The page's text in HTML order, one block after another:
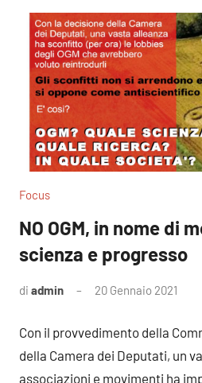
Focus
NO OGM, in nome di
scienza e progresso
di admin 20 Gennaio 2021
Con il provvedimento della
della Camera dei Deputati, un
associazioni e movimenti ha